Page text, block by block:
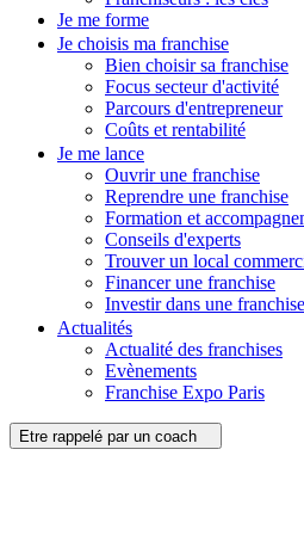
Je me forme
Je choisis ma franchise
Bien choisir sa franchise
Focus secteur d'activité
Parcours d'entrepreneur
Coûts et rentabilité
Je me lance
Ouvrir une franchise
Reprendre une franchise
Formation et
Conseils d'experts
Trouver un local
Financer une franchise
Investir dans une franchise
Actualités
Actualité des franchises
Evènements
Franchise Expo Paris
Etre rappelé par un coach